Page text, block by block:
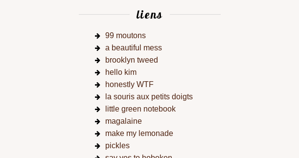
liens
99 moutons
a beautiful mess
brooklyn tweed
hello kim
honestly WTF
la souris aux petits doigts
little green notebook
magalaine
make my lemonade
pickles